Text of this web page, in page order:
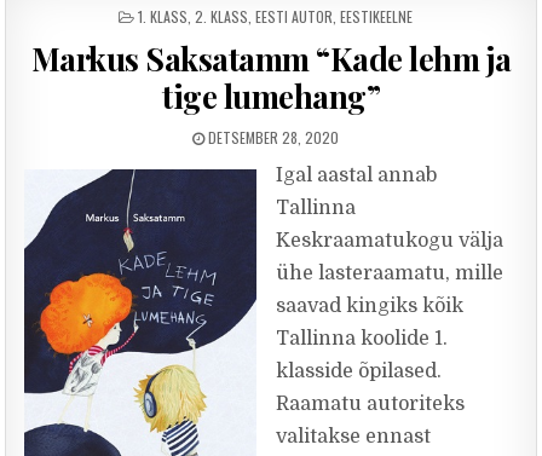
POSTED IN
1. KLASS 2. KLASS EESTI AUTOR EESTIKEELNE
Markus Saksatamm “Kade lehm ja
tige lumehang”
PUBLISHED DATE:
DETSEMBER 28, 2020
Igal aastal annab
Tallinna
Keskraamatukogu välja
ühe lasteraamatu, mille
saavad kingiks kõik
Tallinna koolide 1.
klasside õpilased.
Raamatu autoriteks
valitakse ennast